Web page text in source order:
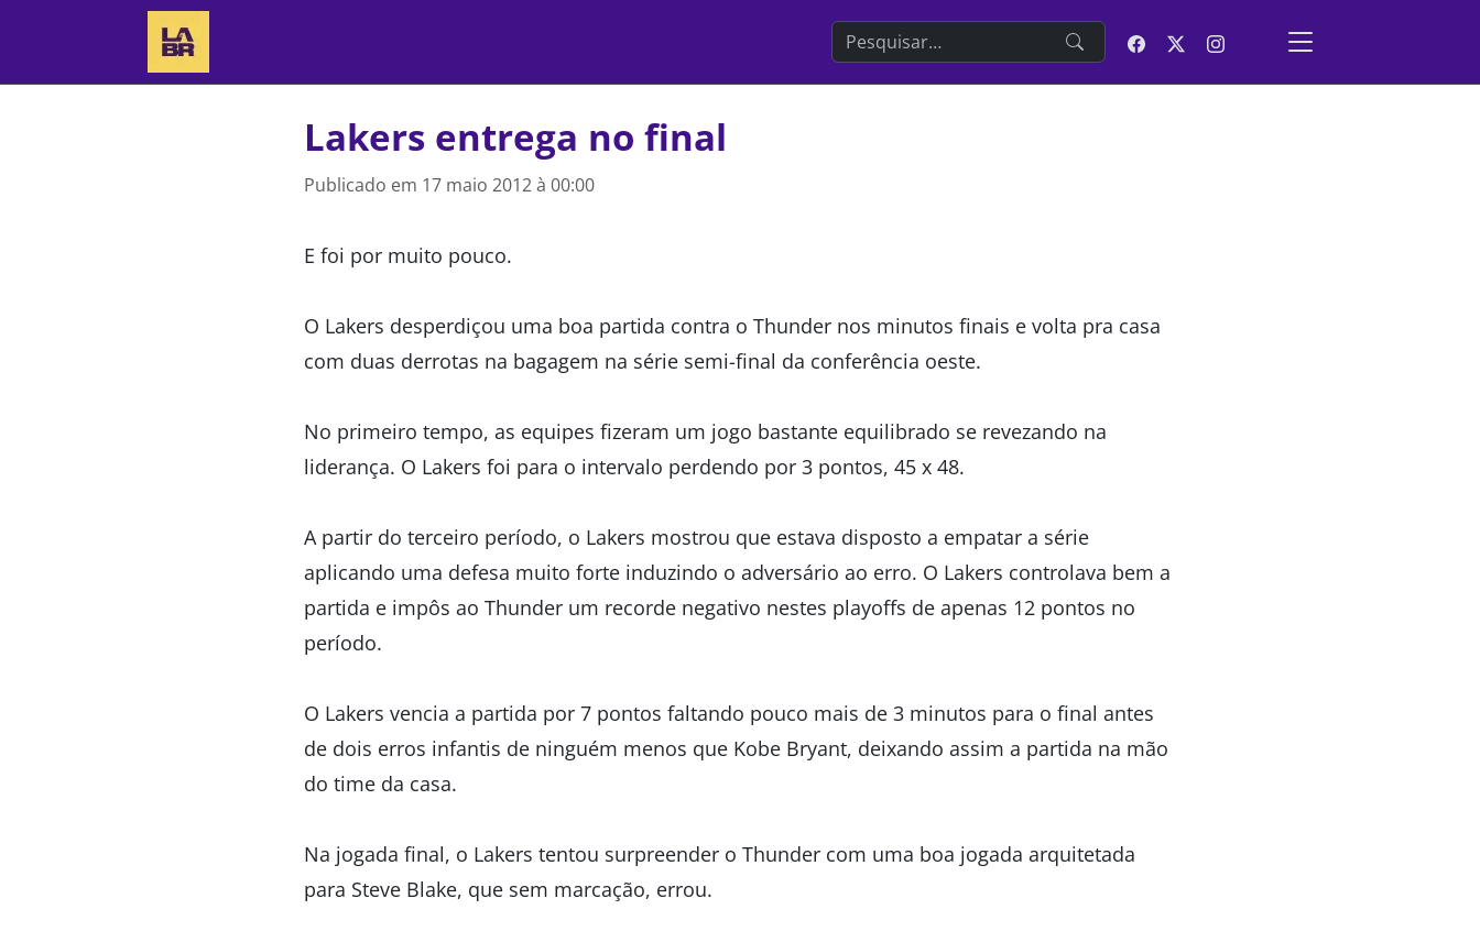
Search the website
Lakers entrega no final
Publicado em 17 maio 2012 à 00:00
E foi por muito pouco.
O Lakers desperdiçou uma boa partida contra o Thunder nos minutos finais e volta pra casa
com duas derrotas na bagagem na série semi-final da conferência oeste.
No primeiro tempo, as equipes fizeram um jogo bastante equilibrado se revezando na
liderança. O Lakers foi para o intervalo perdendo por 3 pontos, 45 x 48.
A partir do terceiro período, o Lakers mostrou que estava disposto a empatar a série
aplicando uma defesa muito forte induzindo o adversário ao erro. O Lakers controlava bem a
partida e impôs ao Thunder um recorde negativo nestes playoffs de apenas 12 pontos no
período.
O Lakers vencia a partida por 7 pontos faltando pouco mais de 3 minutos para o final antes
de dois erros infantis de ninguém menos que Kobe Bryant, deixando assim a partida na mão
do time da casa.
Na jogada final, o Lakers tentou surpreender o Thunder com uma boa jogada arquitetada
para Steve Blake, que sem marcação, errou.